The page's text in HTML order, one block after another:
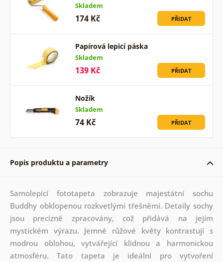
Skladem
174 Kč PŘIDAT
Papírová lepicí páska
Skladem
139 Kč PŘIDAT
Nožík
Skladem
74 Kč PŘIDAT
Popis produktu a parametry
Samolepící fototapeta zobrazuje majestátní sochu
Buddhy obklopenou rozkvetlými třešněmi. Detaily sochy
jsou precizně zpracovány, což přidává na jejím
mystickém výrazu. Jemné růžové květy kontrastují s
modrou oblohou, vytvářející klidnou a harmonickou
atmosféru. Tato tapeta je ideální pro vytvoření